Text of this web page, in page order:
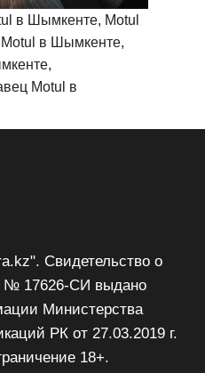
в Шымкенте, Motul
в Шымкенте,
Motul в
Свидетельство о
№ 17626-СИ выдано
Министерства
РК от 27.03.2019 г.
18+.